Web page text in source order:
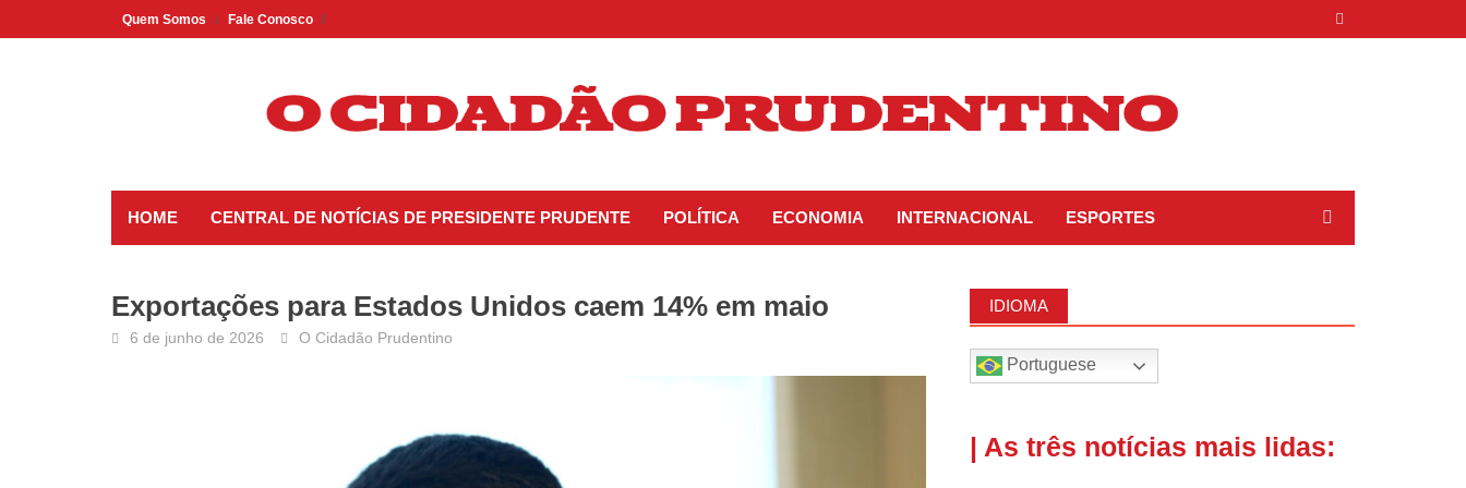
to
Quem Somos Fale Conosco
HOME CENTRAL DE NOTÍCIAS DE PRESIDENTE PRUDENTE POLÍTICA ECONOMIA INTERNACIONAL ESPORTES
Exportações para Estados Unidos caem 14% em maio
6 de junho de 2026 O Cidadão Prudentino
IDIOMA
Portuguese
| As três notícias mais lidas: